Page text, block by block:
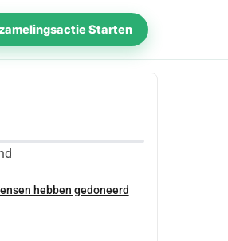
Starten
hebben gedoneerd